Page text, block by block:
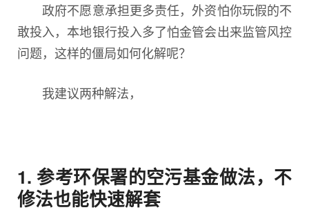
政府不愿意承担更多责任，外资怕你玩假的不
敢投入，本地银行投入多了怕金管会出来监管风控
问题，这样的僵局如何化解呢？
我建议两种解法，
1. 参考环保署的空污基金做法，不
修法也能快速解套